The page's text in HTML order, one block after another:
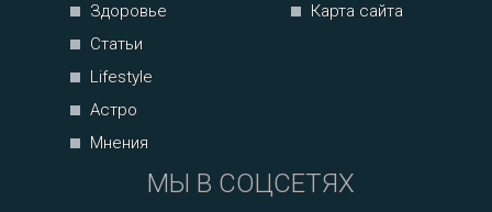
Здоровье
Статьи
Lifestyle
Астро
Мнения
Карта сайта
МЫ В СОЦСЕТЯХ